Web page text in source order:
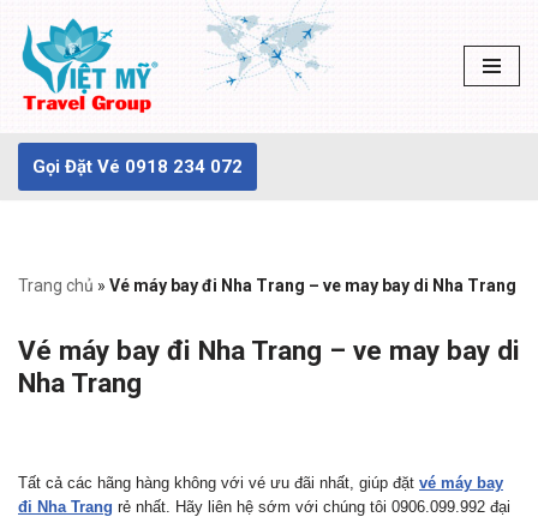
Chuyển
tới
dung
Gọi Đặt Vé 0918 234 072
Trang chủ » Vé máy bay đi Nha Trang – ve may bay di Nha Trang
Vé máy bay đi Nha Trang – ve may bay di
Nha Trang
Tất cả các hãng hàng không với vé ưu đãi nhất, giúp đặt vé máy bay
đi Nha Trang rẻ nhất. Hãy liên hệ sớm với chúng tôi 0906.099.992 đại